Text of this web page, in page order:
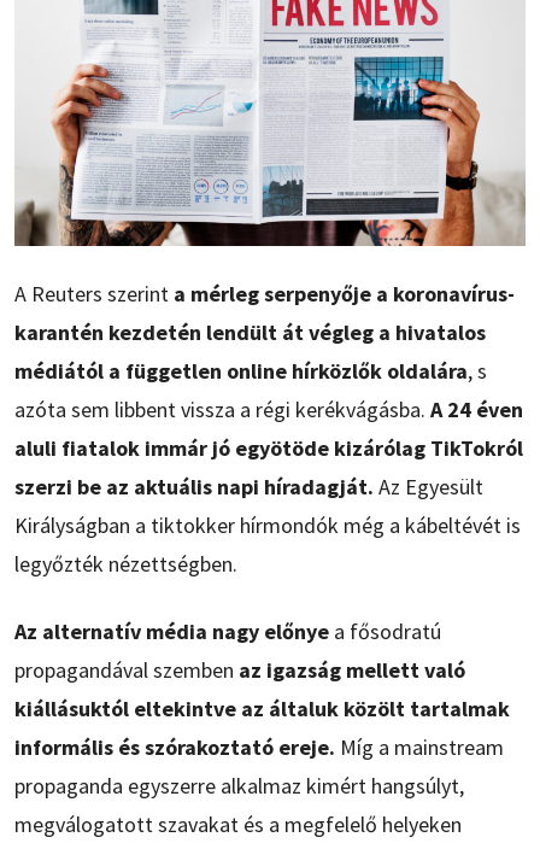
A Reuters szerint a mérleg serpenyője a koronavírus-
karantén kezdetén lendült át végleg a hivatalos
médiától a független online hírközlők oldalára, s
azóta sem libbent vissza a régi kerékvágásba. A 24 éven
aluli fiatalok immár jó egyötöde kizárólag TikTokról
szerzi be az aktuális napi híradagját. Az Egyesült
Királyságban a tiktokker hírmondók még a kábeltévét is
legyőzték nézettségben.
Az alternatív média nagy előnye a fősodratú
propagandával szemben az igazság mellett való
kiállásuktól eltekintve az általuk közölt tartalmak
informális és szórakoztató ereje. Míg a mainstream
propaganda egyszerre alkalmaz kimért hangsúlyt,
megválogatott szavakat és a megfelelő helyeken